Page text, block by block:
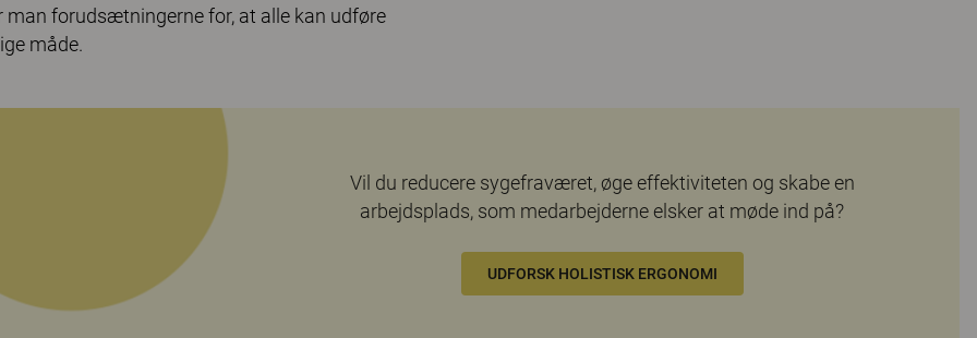
man forudsætningerne for, at alle kan udføre
måde.
Vil du reducere sygefraværet, øge effektiviteten og skabe en
arbejdsplads, som medarbejderne elsker at møde ind på?
UDFORSK HOLISTISK ERGONOMI